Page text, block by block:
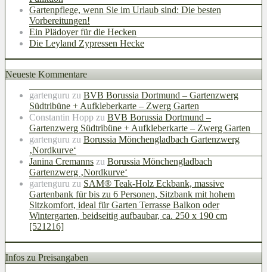
Gartenpflege, wenn Sie im Urlaub sind: Die besten
Vorbereitungen!
Ein Plädoyer für die Hecken
Die Leyland Zypressen Hecke
Neueste Kommentare
gartenguru zu BVB Borussia Dortmund – Gartenzwerg
Südtribüne + Aufkleberkarte – Zwerg Garten
Constantin Hopp zu BVB Borussia Dortmund –
Gartenzwerg Südtribüne + Aufkleberkarte – Zwerg Garten
gartenguru zu Borussia Mönchengladbach Gartenzwerg
‚Nordkurve‘
Janina Cremanns zu Borussia Mönchengladbach
Gartenzwerg ‚Nordkurve‘
gartenguru zu SAM® Teak-Holz Eckbank, massive
Gartenbank für bis zu 6 Personen, Sitzbank mit hohem
Sitzkomfort, ideal für Garten Terrasse Balkon oder
Wintergarten, beidseitig aufbaubar, ca. 250 x 190 cm
[521216]
Infos zu Preisangaben